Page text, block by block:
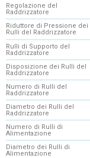
Regolazione del
Raddrizzatore
Riduttore di Pressione dei
Rulli del Raddrizzatore
Rulli di Supporto del
Raddrizzatore
Disposizione dei Rulli del
Raddrizzatore
Numero di Rulli del
Raddrizzatore
Diametro dei Rulli del
Raddrizzatore
Numero di Rulli di
Alimentazione
Diametro dei Rulli di
Alimentazione